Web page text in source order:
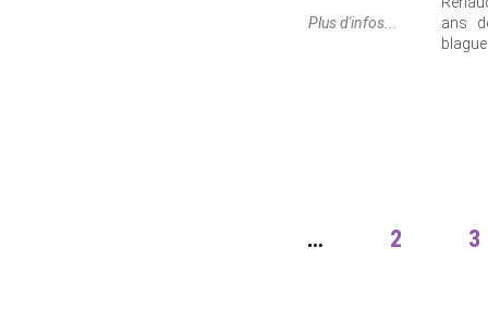
Plus d'infos...
ans
… 2 3